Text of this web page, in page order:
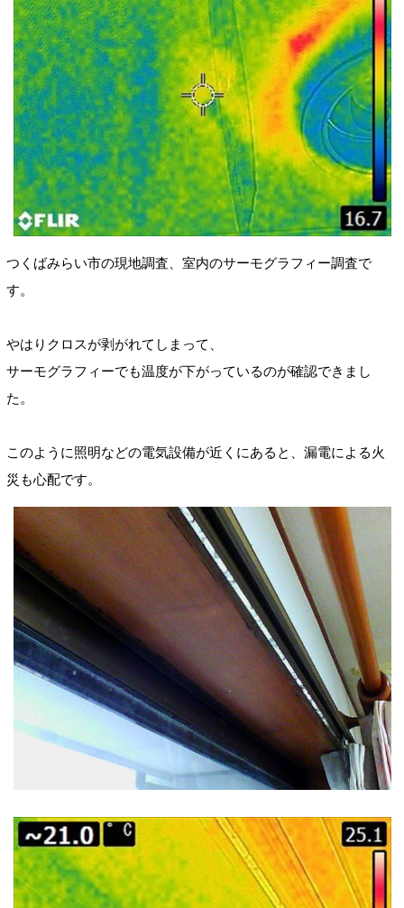
つくばみらい市の現地調査、室内のサーモグラフィー調査で
す。
やはりクロスが剥がれてしまって、
サーモグラフィーでも温度が下がっているのが確認できまし
た 。
このように照明などの電気設備が近くにあると、漏電による火
災も心配です。